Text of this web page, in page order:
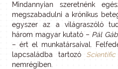
Mindannyian szeretnénk
megszabadulni a krónikus
egyszer az a világraszóló
három magyar kutató – Pál
– ért el munkatársaival.
lapcsaládba tartozó
nemrégiben.